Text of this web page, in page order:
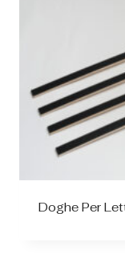
Doghe Per